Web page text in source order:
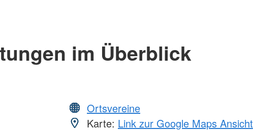
im Überblick
Ortsvereine
Karte: Link zur Google Maps Ansicht